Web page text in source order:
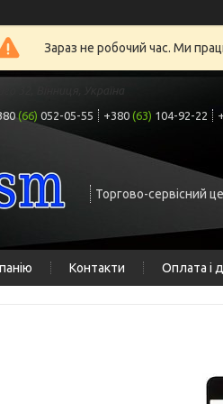
Зараз не робочий час. Ми
32, Вінниця, Україна
(66) 052-05-55 +380 (63) 104-92-22
Торгово-сервісний
Контакти Оплата і